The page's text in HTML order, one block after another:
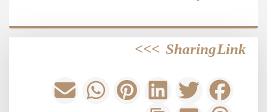
Sharing Link
>>>